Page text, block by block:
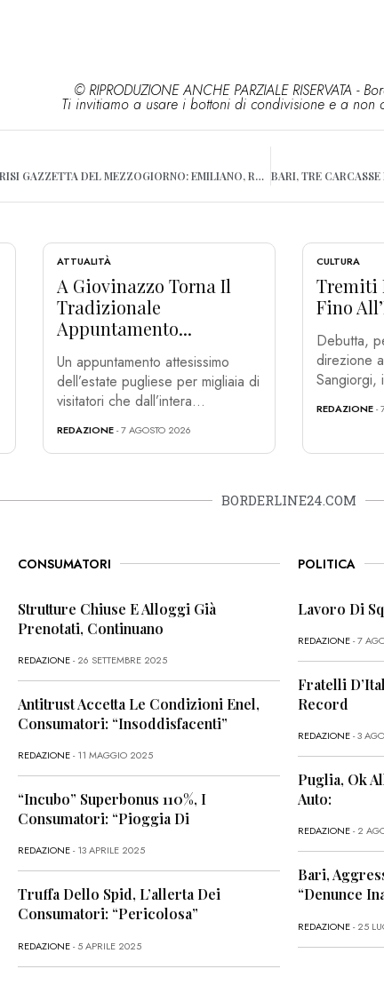
© RIPRODUZIONE ANCHE PARZIALE RISERVATA -
Ti invitiamo a usare i bottoni di condivisione e a non
BARI, CRISI GAZZETTA DEL MEZZOGIORNO: EMILIANO, REGIONE PRONTA A IMMETTERE CAPITALE
ATTUALITÀ
A Giovinazzo Torna Il
Tradizionale
Appuntamento...
Un appuntamento attesissimo
dell’estate pugliese per migliaia di
visitatori che dall’intera...
REDAZIONE- 7 AGOSTO 2026
CULTURA
Tremiti
Fino
Debutta,
direzione
Sangiorgi,
REDAZIONE-
BORDERLINE24.COM
CONSUMATORI
Strutture Chiuse E Alloggi Già
Prenotati, Continuano
REDAZIONE- 26 SETTEMBRE 2025
Antitrust Accetta Le Condizioni Enel,
Consumatori: “Insoddisfacenti”
REDAZIONE- 11 MAGGIO 2025
“Incubo” Superbonus 110%, I
Consumatori: “Pioggia Di
REDAZIONE- 13 APRILE 2025
Truffa Dello Spid, L’allerta Dei
Consumatori: “Pericolosa”
REDAZIONE- 5 APRILE 2025
POLITICA
Lavoro Di
REDAZIONE- 7
Fratelli
Record
REDAZIONE- 3
Puglia, Ok
Auto:
REDAZIONE- 2
Bari,
“Denunce
REDAZIONE- 25